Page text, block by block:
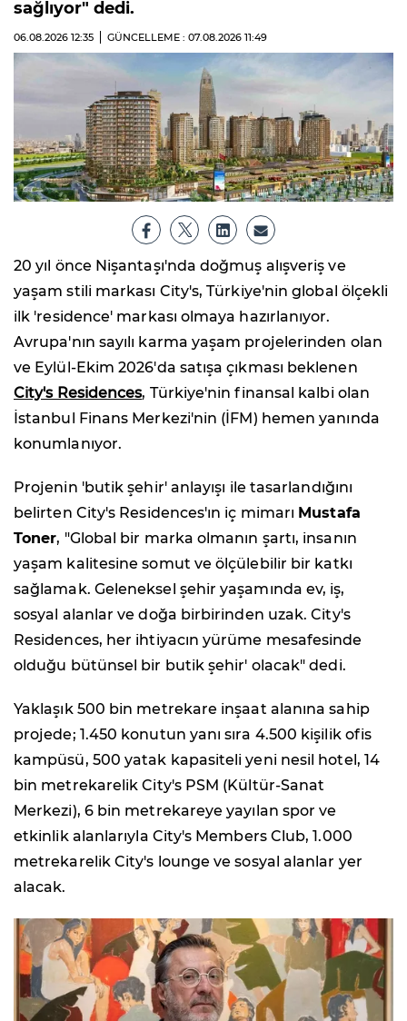
sağlıyor" dedi.
06.08.2026 12:35 GÜNCELLEME : 07.08.2026 11:49
20 yıl önce Nişantaşı'nda doğmuş alışveriş ve
yaşam stili markası City's, Türkiye'nin global ölçekli
ilk 'residence' markası olmaya hazırlanıyor.
Avrupa'nın sayılı karma yaşam projelerinden olan
ve Eylül-Ekim 2026'da satışa çıkması beklenen
City's Residences, Türkiye'nin finansal kalbi olan
İstanbul Finans Merkezi'nin (İFM) hemen yanında
konumlanıyor.
Projenin 'butik şehir' anlayışı ile tasarlandığını
belirten City's Residences'ın iç mimarı Mustafa
Toner, "Global bir marka olmanın şartı, insanın
yaşam kalitesine somut ve ölçülebilir bir katkı
sağlamak. Geleneksel şehir yaşamında ev, iş,
sosyal alanlar ve doğa birbirinden uzak. City's
Residences, her ihtiyacın yürüme mesafesinde
olduğu bütünsel bir butik şehir' olacak" dedi.
Yaklaşık 500 bin metrekare inşaat alanına sahip
projede; 1.450 konutun yanı sıra 4.500 kişilik ofis
kampüsü, 500 yatak kapasiteli yeni nesil hotel, 14
bin metrekarelik City's PSM (Kültür-Sanat
Merkezi), 6 bin metrekareye yayılan spor ve
etkinlik alanlarıyla City's Members Club, 1.000
metrekarelik City's lounge ve sosyal alanlar yer
alacak.